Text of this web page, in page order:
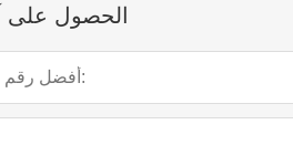
الحصول على